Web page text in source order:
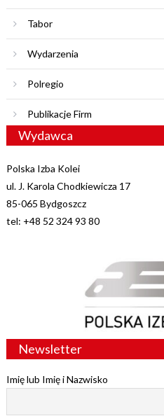
Tabor
Wydarzenia
Polregio
Publikacje Firm
Wydawca
Polska Izba Kolei
ul. J. Karola Chodkiewicza 17
85-065 Bydgoszcz
tel: +48 52 324 93 80
Newsletter
Imię lub Imię i Nazwisko